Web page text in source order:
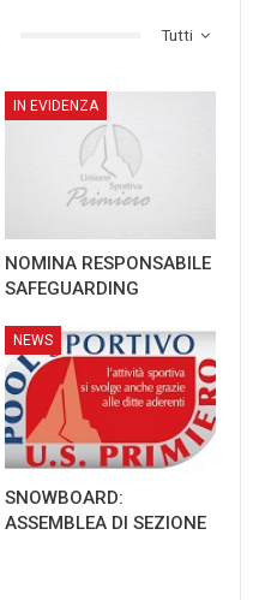
Tutti
IN EVIDENZA
NOMINA RESPONSABILE
SAFEGUARDING
NEWS
SNOWBOARD:
ASSEMBLEA DI SEZIONE